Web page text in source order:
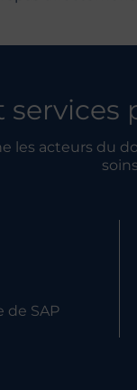
les acteurs du
de SAP